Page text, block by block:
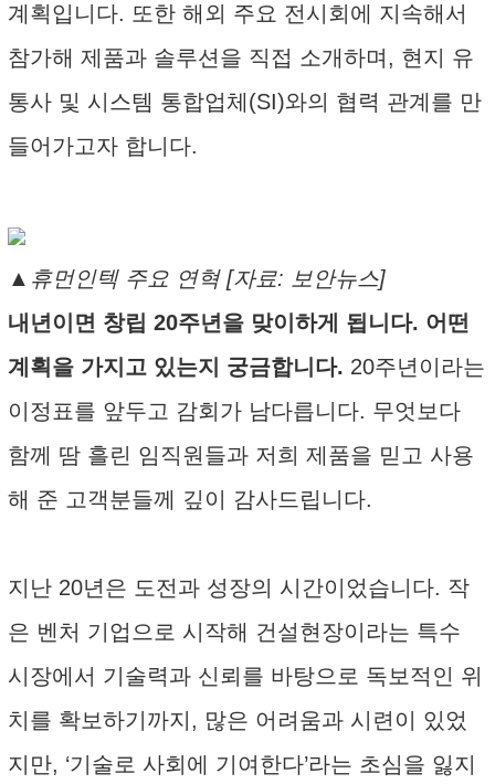
계획입니다. 또한 해외 주요 전시회에 지속해서
참가해 제품과 솔루션을 직접 소개하며, 현지 유
통사 및 시스템 통합업체(SI)와의 협력 관계를 만
들어가고자 합니다.
▲휴먼인텍 주요 연혁 [자료: 보안뉴스]
내년이면 창립 20주년을 맞이하게 됩니다. 어떤
계획을 가지고 있는지 궁금합니다. 20주년이라는
이정표를 앞두고 감회가 남다릅니다. 무엇보다
함께 땀 흘린 임직원들과 저희 제품을 믿고 사용
해 준 고객분들께 깊이 감사드립니다.
지난 20년은 도전과 성장의 시간이었습니다. 작
은 벤처 기업으로 시작해 건설현장이라는 특수
시장에서 기술력과 신뢰를 바탕으로 독보적인 위
치를 확보하기까지, 많은 어려움과 시련이 있었
지만, ‘기술로 사회에 기여한다’라는 초심을 잃지